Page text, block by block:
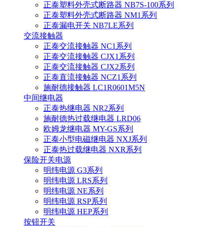
正泰塑料外壳式断路器 NB7S-100系列
正泰塑料外壳式断路器 NM1系列
正泰漏电开关 NB7LE系列
交流接触器
正泰交流接触器 NC1系列
正泰交流接触器 CJX1系列
正泰交流接触器 CJX2系列
正泰直流接触器 NCZ1系列
施耐德接触器 LC1R0601M5N
中间继电器
正泰热继电器 NR2系列
施耐德热过载继电器 LRD06
欧姆龙继电器 MY-GS系列
正泰小型电磁继电器 NXJ系列
正泰热过载继电器 NXR系列
保险开关电源
明纬电源 G3系列
明纬电源 LRS系列
明纬电源 NE系列
明纬电源 RSP系列
明纬电源 HEP系列
按钮开关